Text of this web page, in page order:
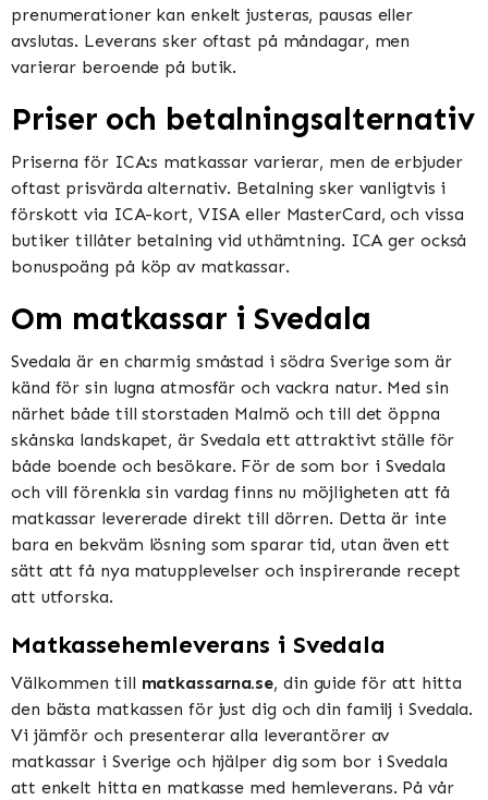
prenumerationer kan enkelt justeras, pausas eller
avslutas. Leverans sker oftast på måndagar, men
varierar beroende på butik​​​​.
Priser och betalningsalternativ
Priserna för ICA:s matkassar varierar, men de erbjuder
oftast prisvärda alternativ. Betalning sker vanligtvis i
förskott via ICA-kort, VISA eller MasterCard, och vissa
butiker tillåter betalning vid uthämtning. ICA ger också
bonuspoäng på köp av matkassar​​.
Om matkassar i Svedala
Svedala är en charmig småstad i södra Sverige som är
känd för sin lugna atmosfär och vackra natur. Med sin
närhet både till storstaden Malmö och till det öppna
skånska landskapet, är Svedala ett attraktivt ställe för
både boende och besökare. För de som bor i Svedala
och vill förenkla sin vardag finns nu möjligheten att få
matkassar levererade direkt till dörren. Detta är inte
bara en bekväm lösning som sparar tid, utan även ett
sätt att få nya matupplevelser och inspirerande recept
att utforska.
Matkassehemleverans i Svedala
Välkommen till matkassarna.se, din guide för att hitta
den bästa matkassen för just dig och din familj i Svedala.
Vi jämför och presenterar alla leverantörer av
matkassar i Sverige och hjälper dig som bor i Svedala
att enkelt hitta en matkasse med hemleverans. På vår